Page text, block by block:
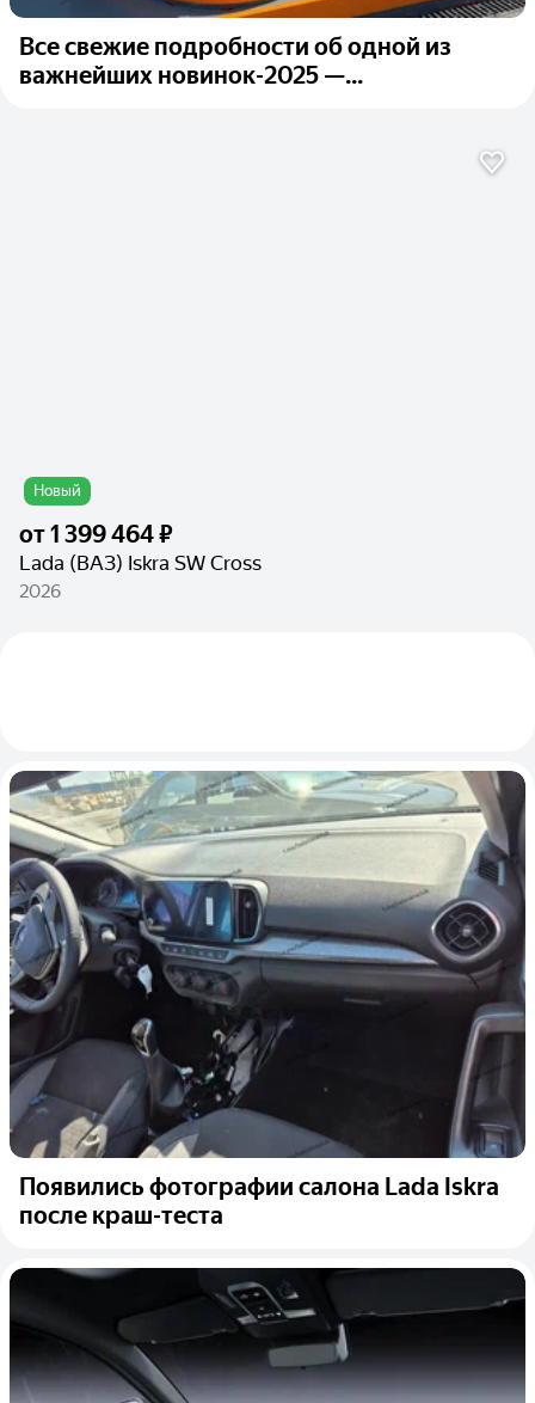
Все свежие подробности об одной из
важнейших новинок-2025 —...
Новый
от1 399 464 ₽
Lada (ВАЗ) Iskra SW Cross
2026
Появились фотографии салона Lada Iskra
после краш-теста